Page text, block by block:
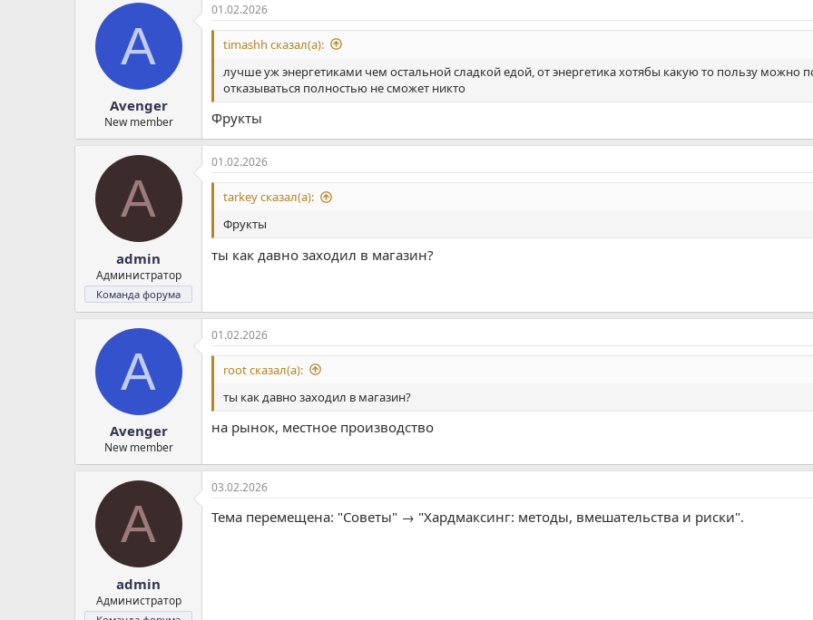
A
Avenger
New member
01.02.2026
timashh сказал(а):
лучше уж энергетиками чем остальной сладкой едой, от энергетика хотябы какую то пользу можно
отказываться полностью не сможет никто
Фрукты
A
admin
Администратор
Команда форума
01.02.2026
tarkey сказал(а):
Фрукты
ты как давно заходил в магазин?
A
Avenger
New member
01.02.2026
root сказал(а):
ты как давно заходил в магазин?
на рынок, местное производство
A
admin
Администратор
03.02.2026
Тема перемещена: "Советы" → "Хардмаксинг: методы, вмешательства и риски".